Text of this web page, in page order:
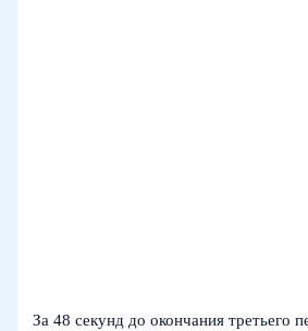
За 48 секунд до окончания третьего